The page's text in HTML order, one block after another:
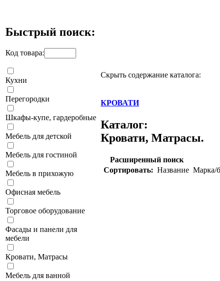
Быстрый поиск:
Код товара:
Кухни
Перегородки
Шкафы-купе, гардеробные
Мебель для детской
Мебель для гостиной
Мебель в прихожую
Офисная мебель
Торговое оборудование
Фасады и панели для
мебели
Кровати, Матрасы
Мебель для ванной
Скрыть содержание каталога:
КРОВАТИ
Каталог:
Кровати, Матрасы.
Расширенный поиск
Сортировать: Название Марка/